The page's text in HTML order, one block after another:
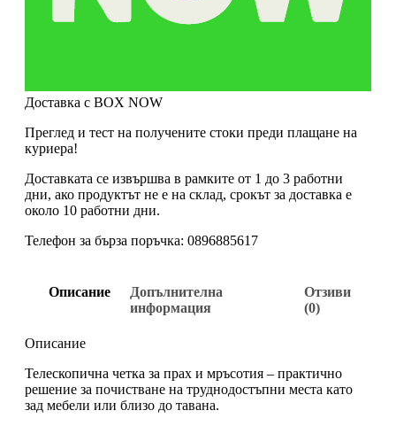
Доставка с BOX NOW
Преглед и тест на получените стоки преди плащане на
куриера!
Доставката се извършва в рамките от 1 до 3 работни
дни, ако продуктът не е на склад, срокът за доставка е
около 10 работни дни.
Телефон за бърза поръчка: 0896885617
Описание
Допълнителна
информация
Отзиви
(0)
Описание
Телескопична четка за прах и мръсотия – практично
решение за почистване на труднодостъпни места като
зад мебели или близо до тавана.